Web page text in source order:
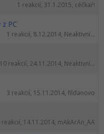
1 reakcií, 31.1.2015, céčkař!
PC
1 reakcií, 8.12.2014, Neaktivní...
10 reakcií, 24.11.2014, Neaktivní...
3 reakcií, 15.11.2014, fildanovo
reakcií, 14.11.2014, mAkArAn_AA